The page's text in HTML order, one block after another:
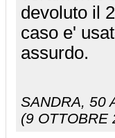
devoluto il
caso e'
assurdo.
SANDRA, 50
(9 OTTOBRE